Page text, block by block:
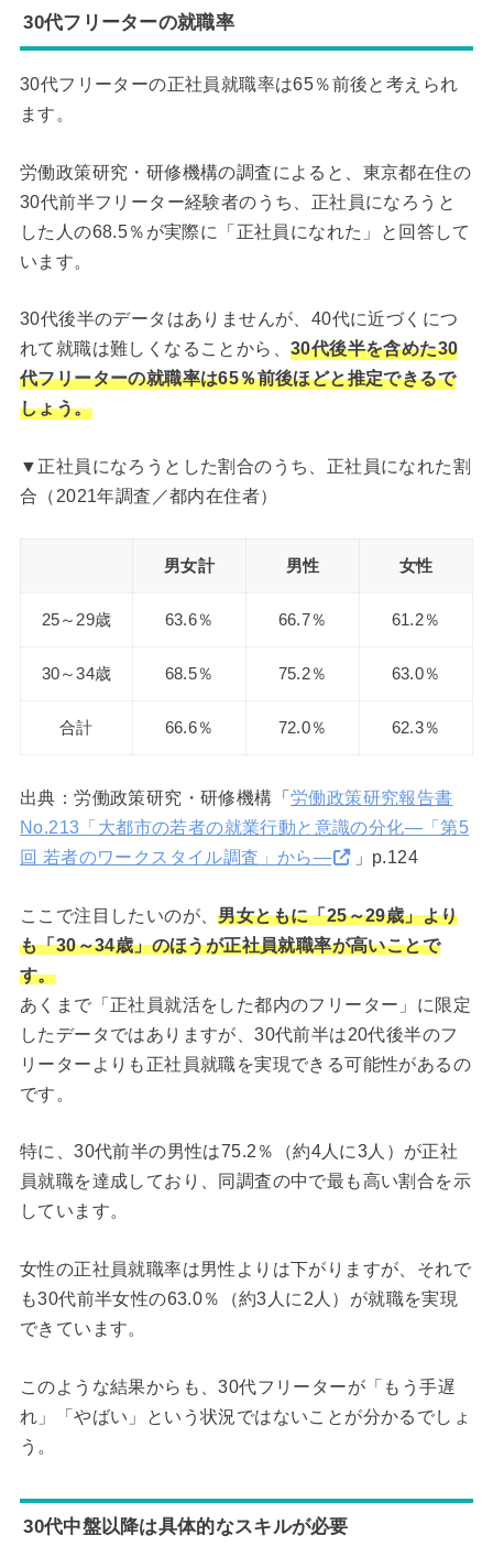
30代フリーターの就職率
30代フリーターの正社員就職率は65％前後と考えられ
ます。
労働政策研究・研修機構の調査によると、東京都在住の
30代前半フリーター経験者のうち、正社員になろうと
した人の68.5％が実際に「正社員になれた」と回答して
います。
30代後半のデータはありませんが、40代に近づくにつ
れて就職は難しくなることから、 30代後半を含めた30
代フリーターの就職率は65％前後ほどと推定できるで
しょう。
▼正社員になろうとした割合のうち、正社員になれた割
合（2021年調査／都内在住者）
男女計 男性 女性
25～29歳 63.6％ 66.7％ 61.2％
30～34歳 68.5％ 75.2％ 63.0％
合計 66.6％ 72.0％ 62.3％
出典：労働政策研究・研修機構「 労働政策研究報告書
No.213「大都市の若者の就業行動と意識の分化―「第5
回 若者のワークスタイル調査」から―
」p.124
ここで注目したいのが、男女ともに「25～29歳」より
も「30～34歳」のほうが正社員就職率が高いことで
す。
あくまで「正社員就活をした都内のフリーター」に限定
したデータではありますが、30代前半は20代後半のフ
リーターよりも正社員就職を実現できる可能性があるの
です。
特に、30代前半の男性は75.2％（約4人に3人）が正社
員就職を達成しており、同調査の中で最も高い割合を示
しています。
女性の正社員就職率は男性よりは下がりますが、それで
も30代前半女性の63.0％（約3人に2人）が就職を実現
できています。
このような結果からも、30代フリーターが「もう手遅
れ」「やばい」という状況ではないことが分かるでしょ
う。
30代中盤以降は具体的なスキルが必要